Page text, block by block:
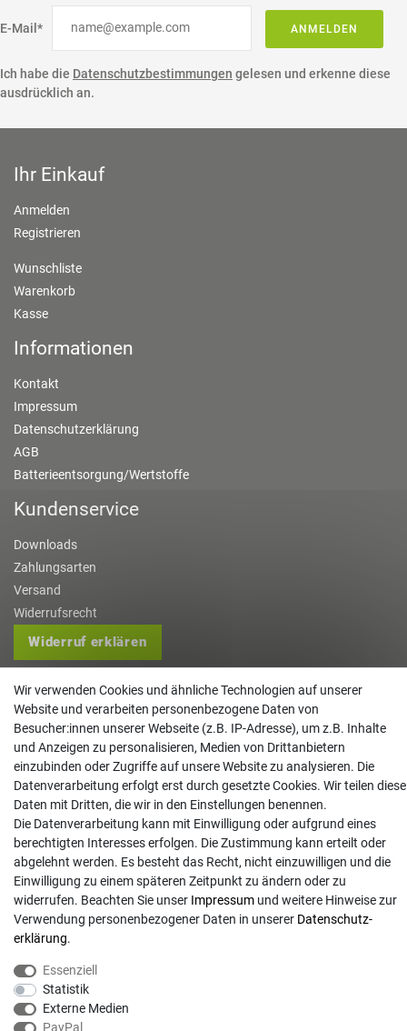
E-Mail* ANMELDEN
Ich habe die Datenschutzbestimmungen gelesen und erkenne diese
ausdrücklich an.
Ihr Einkauf
Anmelden
Registrieren
Wunschliste
Warenkorb
Kasse
Informationen
Kontakt
Impressum
Datenschutzerklärung
AGB
Batterieentsorgung/Wertstoffe
Kundenservice
Downloads
Zahlungsarten
Versand
Widerrufsrecht
Widerruf erklären
Kontakt
info@gartentechnik-hansen.de
0481 8565-0
Mo. - Do. 08:00 - 17:00 | Fr. 8:00 - 15:00
Anrufe aus dem dt. Festnetz zum Ortstarif, Preise aus dem Mobilfunknetz ggf.
abweichend (abhängig vom Provider).
Wir verwenden Cookies und ähnliche Technologien auf unserer
Website und verarbeiten personenbezogene Daten von
Besucher:innen unserer Webseite (z.B. IP-Adresse), um z.B. Inhalte
und Anzeigen zu personalisieren, Medien von Drittanbietern
einzubinden oder Zugriffe auf unsere Website zu analysieren. Die
Datenverarbeitung erfolgt erst durch gesetzte Cookies. Wir teilen diese
Daten mit Dritten, die wir in den Einstellungen benennen.
Die Datenverarbeitung kann mit Einwilligung oder aufgrund eines
berechtigten Interesses erfolgen. Die Zustimmung kann erteilt oder
abgelehnt werden. Es besteht das Recht, nicht einzuwilligen und die
Einwilligung zu einem späteren Zeitpunkt zu ändern oder zu
widerrufen. Beachten Sie unser Impressum und weitere Hinweise zur
Verwendung personenbezogener Daten in unserer Daten­schutz­
erklärung.
Essenziell
Statistik
Externe Medien
PayPal